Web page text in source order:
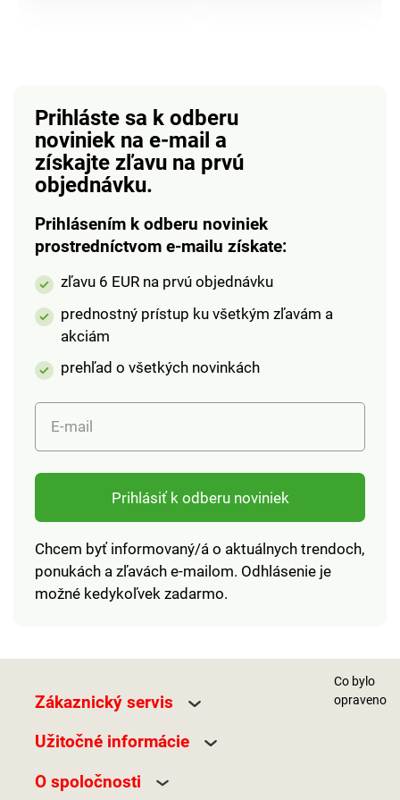
Prihláste sa k odberu
noviniek na e-mail a
získajte zľavu na prvú
objednávku.
Prihlásením k odberu noviniek
prostredníctvom e-mailu získate:
zľavu 6 EUR na prvú objednávku
prednostný prístup ku všetkým zľavám a
akciám
prehľad o všetkých novinkách
E-mail
Prihlásiť k odberu noviniek
Chcem byť informovaný/á o aktuálnych trendoch,
ponukách a zľavách e-mailom. Odhlásenie je
možné kedykoľvek zadarmo.
Zákaznický servis
Užitočné informácie
O spoločnosti
Co bylo
opraveno